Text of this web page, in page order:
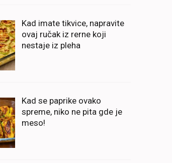
Kad imate tikvice, napravite
ovaj ručak iz rerne koji
nestaje iz pleha
Kad se paprike ovako
spreme, niko ne pita gde je
meso!